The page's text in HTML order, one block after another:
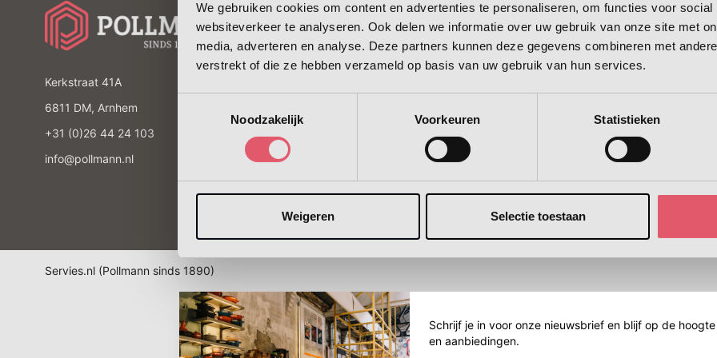
We gebruiken cookies om content en advertenties te personaliseren, om functies voor social
websiteverkeer te analyseren. Ook delen we informatie over uw gebruik van onze site met
media, adverteren en analyse. Deze partners kunnen deze gegevens combineren met
verstrekt of die ze hebben verzameld op basis van uw gebruik van hun services.
Noodzakelijk
Voorkeuren Statistieken
Weigeren Selectie toestaan
Basic Design
Laatste kansjes Zin in de lente Borrelen
komen!
Lees meer
& Boch
servies past
bij jou?
heb je écht
nodig voor
een
servies?
Bekijk al onze topmerken
Kerkstraat 41A
6811 DM, Arnhem
+31 (0)26 44 24 103
info@pollmann.nl
Klantenservice
Contact
Bezorgen
Betalen
Retourneren &
garanties
Advies nodig
Over ons
Dit zijn wij
Onze winkel
Geschiedenis
Zakelijk
Veelgestelde vragen
Top
Servies
Bestek
Glazen
Pannen
Messen
Servies.nl (Pollmann sinds 1890)
Schrijf je in voor onze nieuwsbrief en blijf op de
en aanbiedingen.